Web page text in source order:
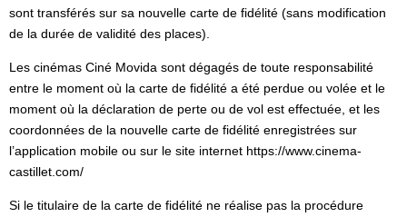
sont transférés sur sa nouvelle carte de fidélité (sans modification
de la durée de validité des places).
Les cinémas Ciné Movida sont dégagés de toute responsabilité
entre le moment où la carte de fidélité a été perdue ou volée et le
moment où la déclaration de perte ou de vol est effectuée, et les
coordonnées de la nouvelle carte de fidélité enregistrées sur
l’application mobile ou sur le site internet https://www.cinema-
castillet.com/
Si le titulaire de la carte de fidélité ne réalise pas la procédure